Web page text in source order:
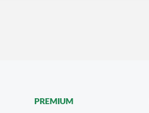
PREMIUM